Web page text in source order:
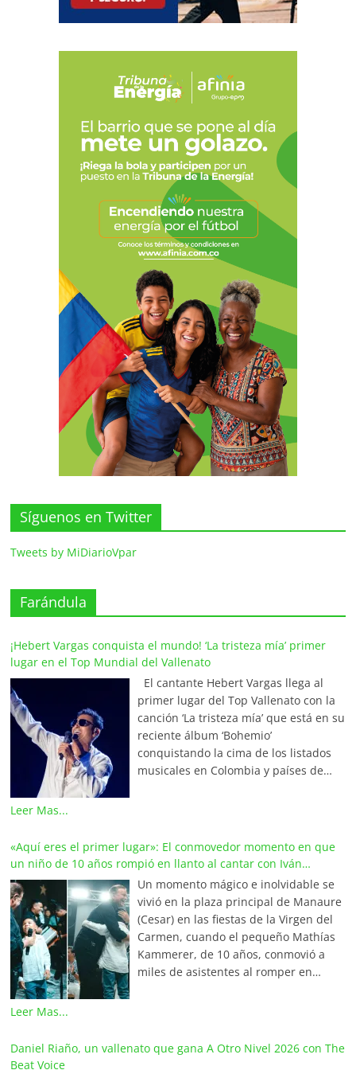
Síguenos en Twitter
Tweets by MiDiarioVpar
Farándula
¡Hebert Vargas conquista el mundo! ‘La tristeza mía’ primer
lugar en el Top Mundial del Vallenato
El cantante Hebert Vargas llega al
primer lugar del Top Vallenato con la
canción ‘La tristeza mía’ que está en su
reciente álbum ‘Bohemio’
conquistando la cima de los listados
musicales en Colombia y países de
lugar de La Red Mundial de Vallenato,
una prestigiosa alianza internacional
que integra a los locutores,
periodistas y programadores más
destacados de Colombia, Venezuela,
Ecuador, México, Estados Unidos,
Aruba y el continente europeo. En
Valledupar, La Capital Mundial del
Vallenato, la canción lidera los listados
Maestre. A nivel internacional, la Red
Leer Mas...
«Aquí eres el primer lugar»: El conmovedor momento en que
un niño de 10 años rompió en llanto al cantar con Iván
Villazón
Un momento mágico e inolvidable se
vivió en la plaza principal de Manaure
(Cesar) en las fiestas de la Virgen del
Carmen, cuando el pequeño Mathías
Kammerer, de 10 años, conmovió a
miles de asistentes al romper en
pausa en el concierto, Mathías se
acercó valientemente al «Tenor del
Leer Mas...
Daniel Riaño, un vallenato que gana A Otro Nivel 2026 con The
Beat Voice